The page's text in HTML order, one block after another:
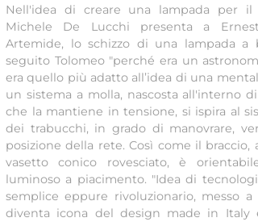
Nell'idea di creare una lampada per il
Michele De Lucchi presenta a
Artemide, lo schizzo di una lampada a
seguito Tolomeo "perché era un
era quello più adatto all’idea di una
un sistema a molla, nascosta all'interno
che la mantiene in tensione, si ispira al
dei trabucchi, in grado di manovrare,
posizione della rete. Così come il
vasetto conico rovesciato, è
luminoso a piacimento. "Idea di
semplice eppure rivoluzionario, messo a
diventa icona del design made in Italy